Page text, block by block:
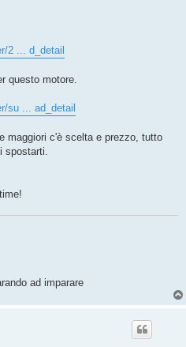
2 ... d_detail
questo motore.
su ... ad_detail
maggiori c'è scelta e prezzo, tutto
ad imparare